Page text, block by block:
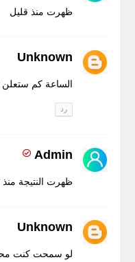
ظهرت منذ قليل
Unknown
الساعة كم ستعلن
رد
Admin
ظهرت النتيجة منذ
Unknown